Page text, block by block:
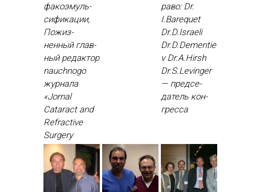
фа­ко­эмуль­
си­фика­ции,
По­жиз­
ненный глав­
ный ре­дак­тор
nauchnogo
жур­на­ла
«Jornal
Cataract and
Refractive
Surgery
ра­во: Dr.
I.Barequet
Dr.D.Israeli
Dr.D.Dementie
v Dr.A.Hirsh
Dr.S.Levinger
— пред­се­
датель кон­
грес­са